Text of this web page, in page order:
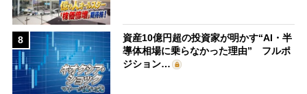
8
資産10億円超の投資家が明かす“AI・半
導体相場に乗らなかった理由” フルポ
ジション…